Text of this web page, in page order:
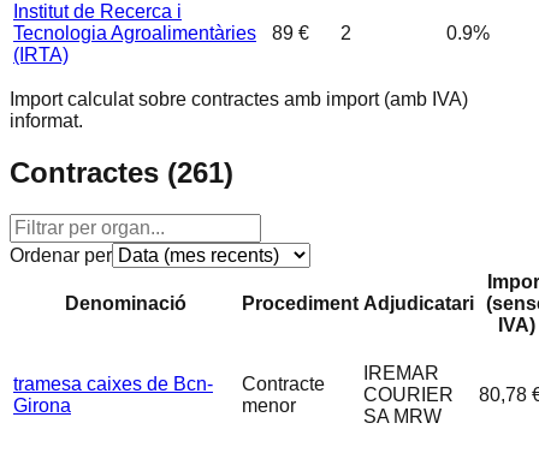
Institut de Recerca i
Tecnologia Agroalimentàries
(IRTA)
89 € 2 0.9%
Import calculat sobre contractes amb import (amb IVA)
informat.
Contractes (261)
Ordenar per
Denominació Procediment Adjudicatari
IVA)
tramesa caixes de Bcn-
Girona
Contracte
menor
IREMAR
COURIER
SA MRW
80,78